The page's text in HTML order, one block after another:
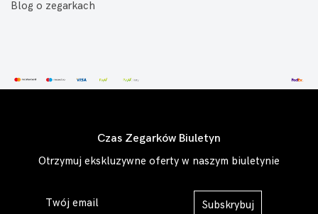
Blog o zegarkach
Czas Zegarków Biuletyn
Otrzymuj ekskluzywne oferty w naszym biuletynie
Subskrybuj